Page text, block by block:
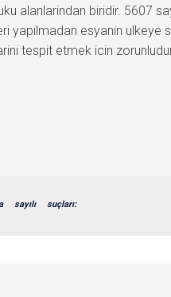
alanlarindan biridir. 5607
esyanin ulkeye
tespit etmek icin
sayılı suçları: